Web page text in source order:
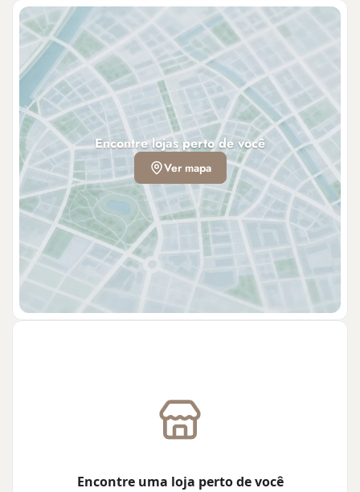
Encontre uma loja perto de você
Encontre lojas perto de você
Ver mapa